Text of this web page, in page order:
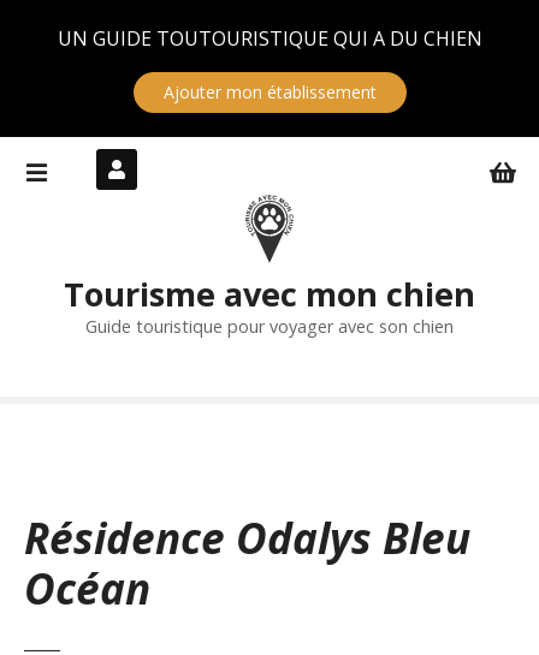
UN GUIDE TOUTOURISTIQUE QUI A DU CHIEN
Ajouter mon établissement
Tourisme avec mon chien
Guide touristique pour voyager avec son chien
Résidence Odalys Bleu
Océan